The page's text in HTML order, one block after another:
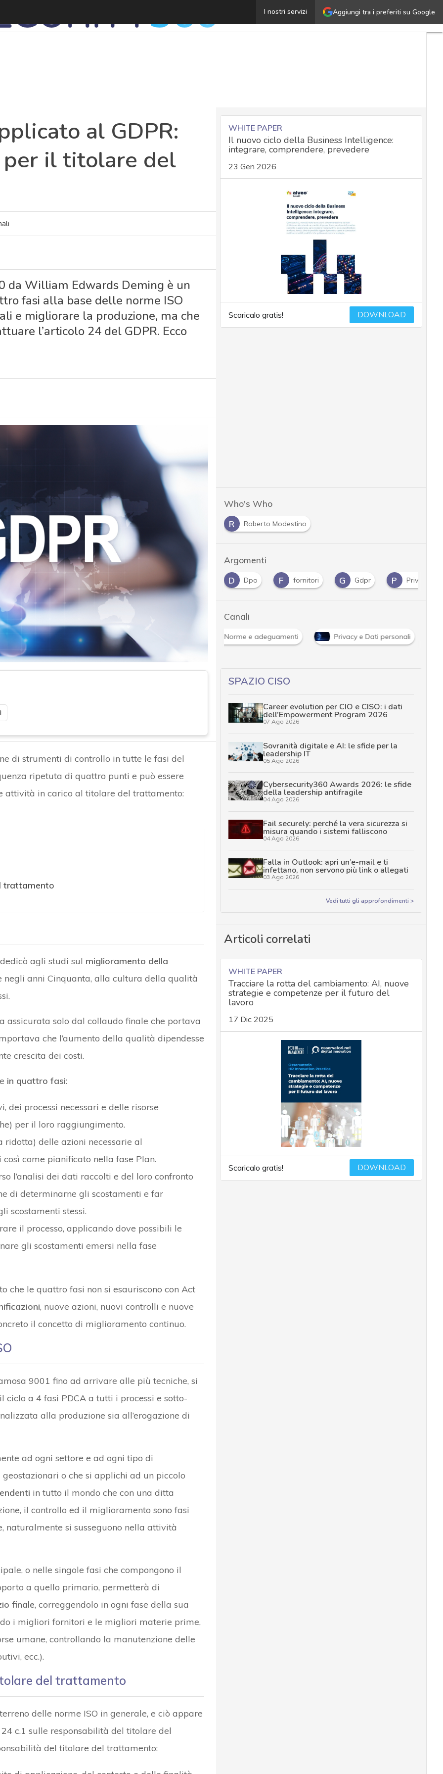
Aggiungi tra i preferiti su Google
I nostri servizi
Il ciclo di Deming applicato al GDPR: ecco le quattro
al GDPR:
il titolare del
da William Edwards Deming è un
fasi alla base delle norme ISO
e migliorare la produzione, ma che
l’articolo 24 del GDPR. Ecco
di strumenti di controllo in tutte le fasi del
ripetuta di quattro punti e può essere
attività in carico al titolare del trattamento:
trattamento
agli studi sul miglioramento della
anni Cinquanta, alla cultura della qualità
assicurata solo dal collaudo finale che portava
che l’aumento della qualità dipendesse
crescita dei costi.
in quattro fasi:
processi necessari e delle risorse
per il loro raggiungimento.
ridotta) delle azioni necessarie al
come pianificato nella fase Plan.
l’analisi dei dati raccolti e del loro confronto
di determinarne gli scostamenti e far
scostamenti stessi.
il processo, applicando dove possibili le
gli scostamenti emersi nella fase
che le quattro fasi non si esauriscono con Act
, nuove azioni, nuovi controlli e nuove
il concetto di miglioramento continuo.
9001 fino ad arrivare alle più tecniche, si
a 4 fasi PDCA a tutti i processi e sotto-
alla produzione sia all’erogazione di
ad ogni settore e ad ogni tipo di
o che si applichi ad un piccolo
in tutto il mondo che con una ditta
il controllo ed il miglioramento sono fasi
naturalmente si susseguono nella attività
o nelle singole fasi che compongono il
a quello primario, permetterà di
finale, correggendolo in ogni fase della sua
i migliori fornitori e le migliori materie prime,
umane, controllando la manutenzione delle
ecc.).
del trattamento
delle norme ISO in generale, e ciò appare
c.1 sulle responsabilità del titolare del
del titolare del trattamento:
WHITE PAPER
Il nuovo ciclo della Business Intelligence:
integrare, comprendere, prevedere
23 Gen 2026
Scaricalo gratis! DOWNLOAD
Who's Who
R
Roberto Modestino
Argomenti
C
Cyber security D Dpo F fornitori G Gdpr P Privacy
Canali
Norme e adeguamenti Privacy e Dati personali
SPAZIO CISO
Career evolution per CIO e CISO: i dati
dell’Empowerment Program 2026
07 Ago 2026
Sovranità digitale e AI: le sfide per la
leadership IT
05 Ago 2026
Cybersecurity360 Awards 2026: le sfide
della leadership antifragile
04 Ago 2026
Fail securely: perché la vera sicurezza si
misura quando i sistemi falliscono
04 Ago 2026
Falla in Outlook: apri un’e-mail e ti
infettano, non servono più link o allegati
03 Ago 2026
Vedi tutti gli approfondimenti >
Articoli correlati
WHITE PAPER
Tracciare la rotta del cambiamento: AI, nuove
strategie e competenze per il futuro del
lavoro
17 Dic 2025
Scaricalo gratis! DOWNLOAD